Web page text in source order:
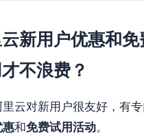
新用户优惠和
不浪费？
云对新用户很友好，有
惠和免费试用活动。